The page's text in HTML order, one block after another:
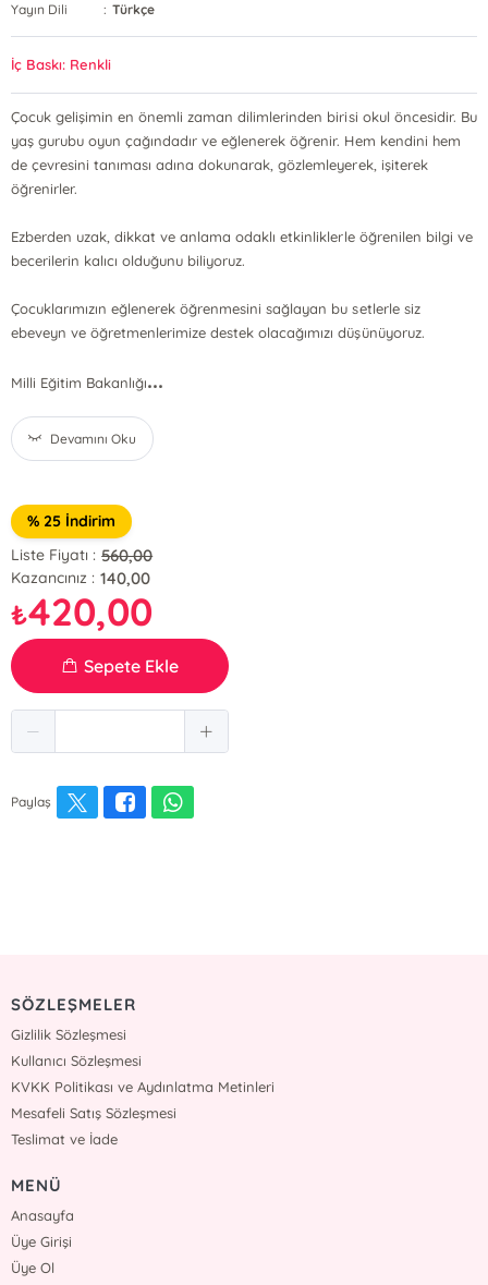
Yayın Dili
: Türkçe
İç Baskı: Renkli
Çocuk gelişimin en önemli zaman dilimlerinden birisi okul öncesidir. Bu
yaş gurubu oyun çağındadır ve eğlenerek öğrenir. Hem kendini hem
de çevresini tanıması adına dokunarak, gözlemleyerek, işiterek
öğrenirler.
Ezberden uzak, dikkat ve anlama odaklı etkinliklerle öğrenilen bilgi ve
becerilerin kalıcı olduğunu biliyoruz.
Çocuklarımızın eğlenerek öğrenmesini sağlayan bu setlerle siz
ebeveyn ve öğretmenlerimize destek olacağımızı düşünüyoruz.
Milli Eğitim Bakanlığı...
Devamını Oku
% 25 İndirim
Liste Fiyatı : 560,00
Kazancınız : 140,00
₺420,00
Sepete Ekle
Paylaş
SÖZLEŞMELER
Gizlilik Sözleşmesi
Kullanıcı Sözleşmesi
KVKK Politikası ve Aydınlatma Metinleri
Mesafeli Satış Sözleşmesi
Teslimat ve İade
MENÜ
Anasayfa
Üye Girişi
Üye Ol